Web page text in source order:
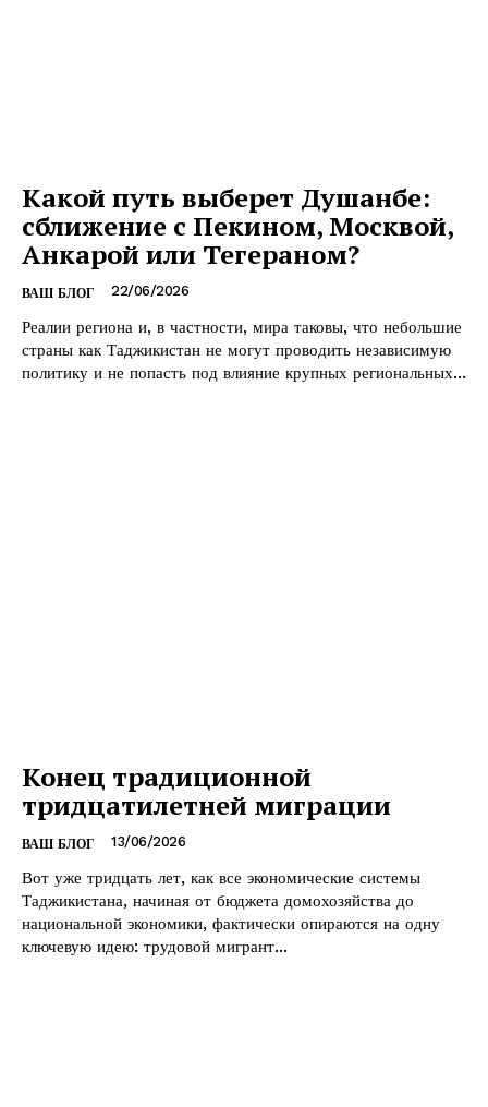
Какой путь выберет Душанбе:
сближение с Пекином, Москвой,
Анкарой или Тегераном?
ВАШ БЛОГ 22/06/2026
Реалии региона и, в частности, мира таковы, что небольшие
страны как Таджикистан не могут проводить независимую
политику и не попасть под влияние крупных региональных...
Конец традиционной
тридцатилетней миграции
ВАШ БЛОГ 13/06/2026
Вот уже тридцать лет, как все экономические системы
Таджикистана, начиная от бюджета домохозяйства до
национальной экономики, фактически опираются на одну
ключевую идею: трудовой мигрант...